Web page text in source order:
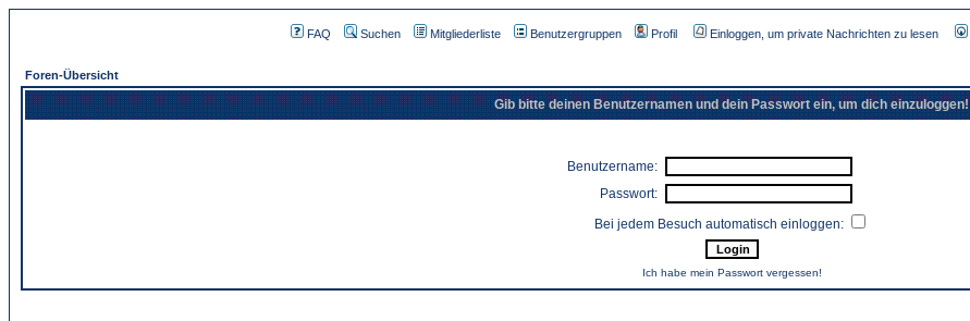
FAQ Suchen Mitgliederliste Benutzergruppen Profil Einloggen, um private Nachrichten zu lesen
Foren-Übersicht
Gib bitte deinen Benutzernamen und dein Passwort ein, um dich einzuloggen!
Benutzername:
Passwort:
Bei jedem Besuch automatisch einloggen:
Ich habe mein Passwort vergessen!